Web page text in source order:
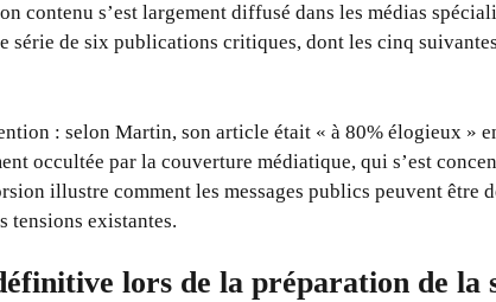
contenu s’est largement diffusé dans les médias
série de six publications critiques, dont les cinq
: selon Martin, son article était « à 80% élogieux »
occultée par la couverture médiatique, qui s’est
illustre comment les messages publics peuvent être
tensions existantes.
lors de la préparation de la